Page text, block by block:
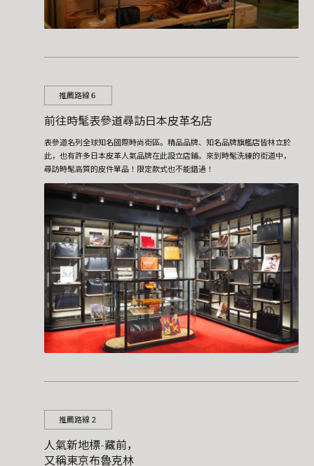
推薦路線６
前往時髦表參道尋訪日本皮革名店
表參道名列全球知名國際時尚街區。精品品牌、知名品牌旗艦店皆林立於
此，也有許多日本皮革人氣品牌在此設立店鋪。來到時髦洗練的街道中，
尋訪時髦高質的皮件單品！限定款式也不能錯過！
推薦路線２
人氣新地標-藏前，
又稱東京布魯克林